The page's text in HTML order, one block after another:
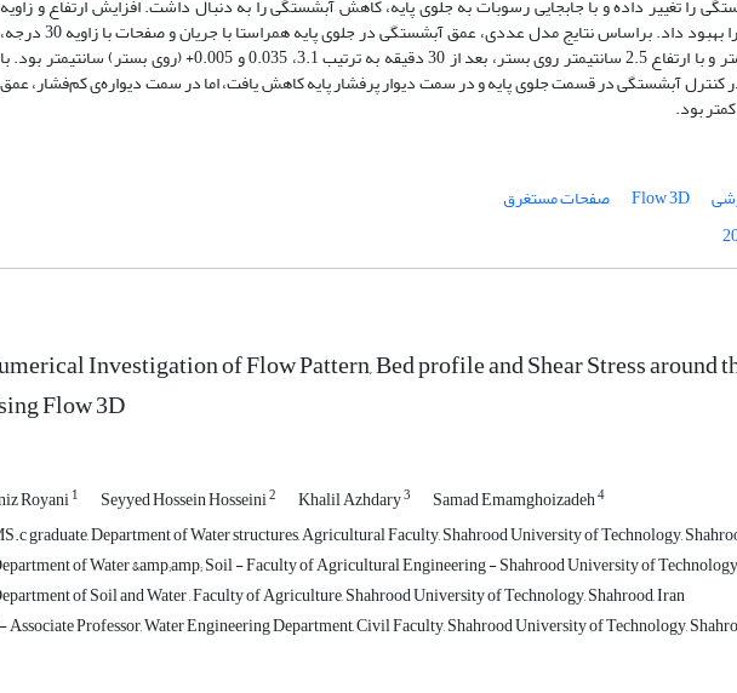
را تغییر داده و با جابجایی رسوبات به جلوی پایه، کاهش آبشستگی را به دنبال داشت. افزایش ارتفاع و زاویه
صفحات مستغرق نقش حمایتی آن‌ها را بهبود داد. براساس نتایج مدل عددی، عمق آبشستگی در جلوی پایه همراستا با جریان و صفحات با زاویه 30 درجه،
هم‌تراز با بستر، با ارتفاع 1.25سانتیمتر و با ارتفاع 2.5 سانتیمتر روی بستر، بعد از 30 دقیقه به ترتیب 3.1، 0.035 و 0.005+ (روی بستر) سانتیمتر بود. با
کنترل آبشستگی در قسمت جلوی پایه و در سمت دیوار پرفشار پایه کاهش یافت، اما در سمت دیواره‌ی کم‌فشار، عمق
بود.
Flow 3D
صفحات مستغرق
Investigation of Flow Pattern, Bed profile and Shear Stress around
Flow 3D
Royani1 Seyyed Hossein Hosseini2 Khalil Azhdary3 Samad Emamghoizadeh4
graduate, Department of Water structures, Agricultural Faculty, Shahrood University of Technology,
of Water &amp;amp; Soil - Faculty of Agricultural Engineering - Shahrood University of
of Soil and Water , Faculty of Agriculture, Shahrood University of Technology, Shahrood, Iran
Associate Professor, Water Engineering Department, Civil Faculty, Shahrood University of Technology,